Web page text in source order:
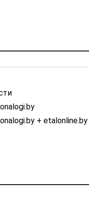
относятся эти
сч. 20 «Основное
и кредиту сч. 97
+ etalonline.by